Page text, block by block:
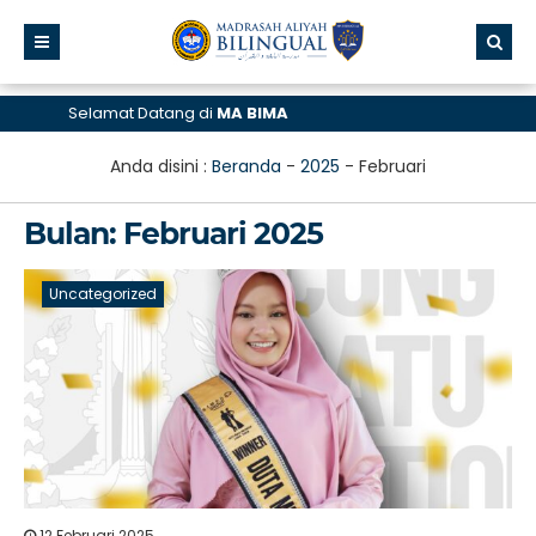
Selamat Datang di MA BIMA
Anda disini : Beranda - 2025 - Februari
Bulan: Februari 2025
Uncategorized